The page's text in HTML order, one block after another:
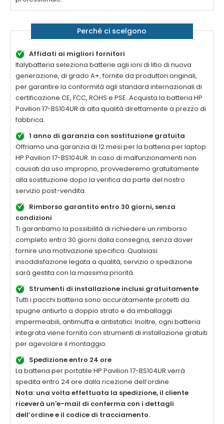
Perché ci scelgono
Affidati ai migliori fornitori
Italybatteria seleziona batterie agli ioni di litio di nuova
generazione, di grado A+, fornite da produttori originali,
per garantire la conformità agli standard internazionali di
certificazione CE, FCC, ROHS e PSE. Acquista la batteria HP
Pavilion 17-BS104UR di alta qualità direttamente a prezzo di
fabbrica.
1 anno di garanzia con sostituzione gratuita
Offriamo una garanzia di 12 mesi per la batteria per laptop
HP Pavilion 17-BS104UR. In caso di malfunzionamenti non
causati da uso improprio, provvederemo gratuitamente
alla sostituzione dopo la verifica da parte del nostro
servizio post-vendita.
Rimborso garantito entro 30 giorni, senza
condizioni
Ti garantiamo la possibilità di richiedere un rimborso
completo entro 30 giorni dalla consegna, senza dover
fornire una motivazione specifica. Qualsiasi
insoddisfazione legata a qualità, servizio o spedizione
sarà gestita con la massima priorità.
Strumenti di installazione inclusi gratuitamente
Tutti i pacchi batteria sono accuratamente protetti da
spugne antiurto a doppio strato e da imballaggi
impermeabili, antimuffa e antistatici. Inoltre, ogni batteria
integrata viene fornita con strumenti di installazione gratuiti
per agevolare il montaggio.
Spedizione entro 24 ore
La batteria per portatile HP Pavilion 17-BS104UR verrà
spedita entro 24 ore dalla ricezione dell’ordine.
Nota: una volta effettuata la spedizione, il cliente
riceverà un'e-mail di conferma con i dettagli
dell’ordine e il codice di tracciamento.